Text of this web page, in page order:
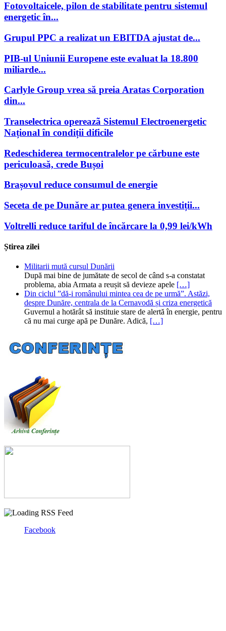
Fotovoltaicele, pilon de stabilitate pentru sistemul
energetic în...
Grupul PPC a realizat un EBITDA ajustat de...
PIB-ul Uniunii Europene este evaluat la 18.800
miliarde...
Carlyle Group vrea să preia Aratas Corporation
din...
Transelectrica opereazã Sistemul Electroenergetic
Național în condiții dificile
Redeschiderea termocentralelor pe cărbune este
periculoasă, crede Bușoi
Brașovul reduce consumul de energie
Seceta de pe Dunăre ar putea genera investiții...
Voltrelli reduce tariful de încărcare la 0,99 lei/kWh
Știrea zilei
Militarii mută cursul Dunării
După mai bine de jumătate de secol de când s-a constatat
problema, abia Armata a reușit să devieze apele […]
Din ciclul ”dă-i românului mintea cea de pe urmă”. Astăzi,
despre Dunăre, centrala de la Cernavodă și criza energetică
Guvernul a hotărât să instituie stare de alertă în energie, pentru
că nu mai curge apă pe Dunăre. Adică, […]
Facebook